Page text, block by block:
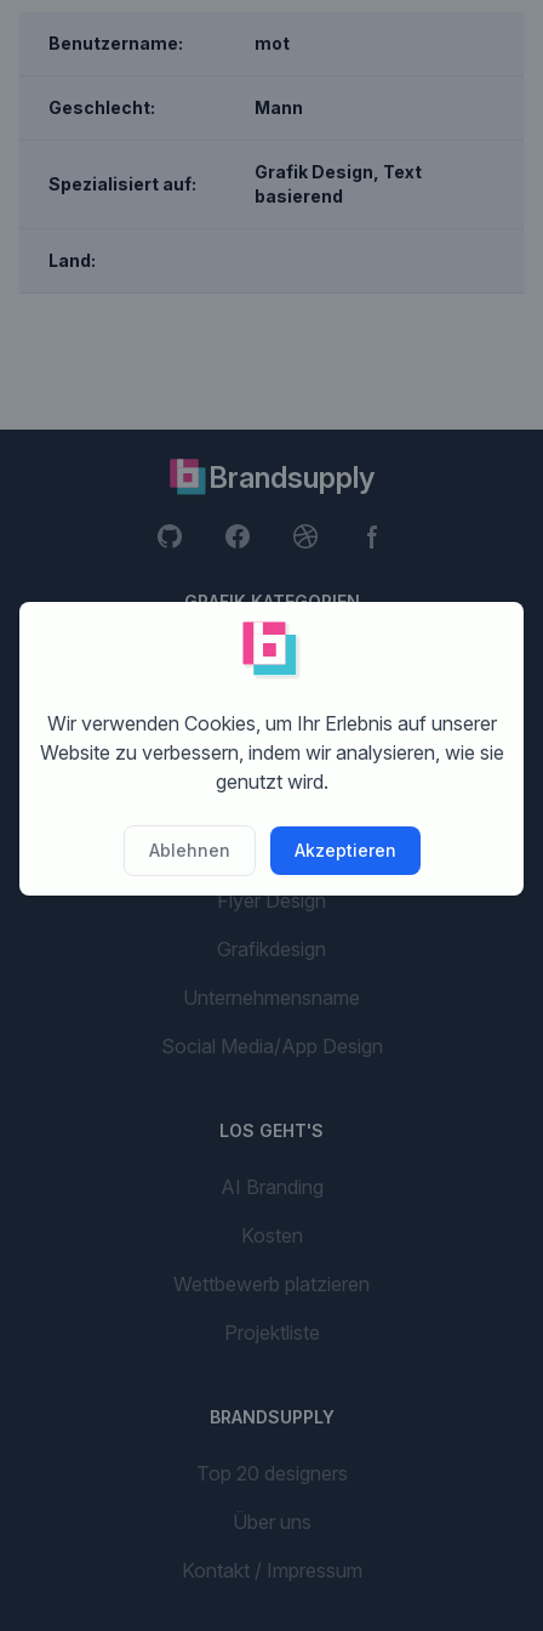
Benutzername: mot
Geschlecht: Mann
Spezialisiert auf:
Grafik Design, Text
basierend
Land:
Brandsupply
GRAFIK KATEGORIEN
Logo erstellen
Website Design erstellen
Banner Design
Flyer Design
Grafikdesign
Unternehmensname
Social Media/App Design
LOS GEHT'S
AI Branding
Kosten
Wettbewerb platzieren
Projektliste
BRANDSUPPLY
Top 20 designers
Über uns
Kontakt / Impressum
Wir verwenden Cookies, um Ihr Erlebnis auf unserer
Website zu verbessern, indem wir analysieren, wie sie
genutzt wird.
Ablehnen Akzeptieren